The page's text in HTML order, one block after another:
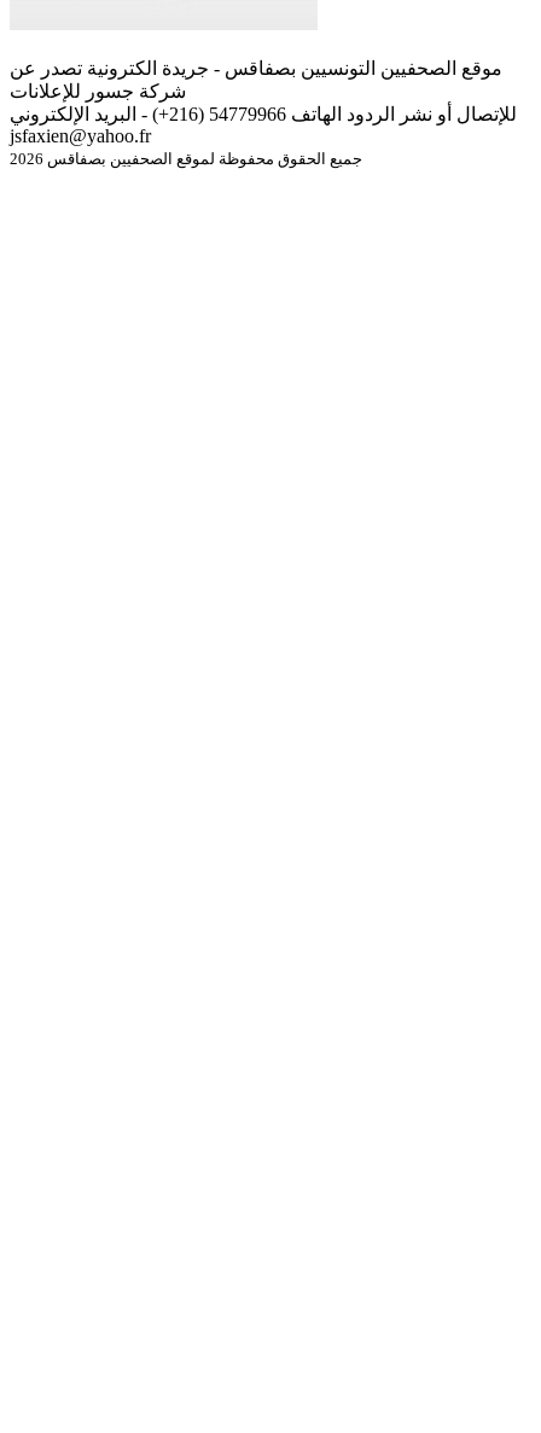
موقع الصحفيين التونسيين بصفاقس - جريدة الكترونية تصدر عن
شركة جسور للإعلانات
للإتصال أو نشر الردود الهاتف 54779966 (216+) - البريد الإلكتروني
jsfaxien@yahoo.fr
جميع الحقوق محفوظة لموقع الصحفيين بصفاقس 2026